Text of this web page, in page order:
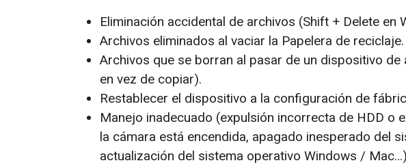
Eliminación accidental de archivos (Shift + Delete en
Archivos eliminados al vaciar la Papelera de reciclaje.
Archivos que se borran al pasar de un dispositivo
en vez de copiar).
Restablecer el dispositivo a la configuración de
Manejo inadecuado (expulsión incorrecta de HDD o
la cámara está encendida, apagado inesperado del
actualización del sistema operativo Windows /